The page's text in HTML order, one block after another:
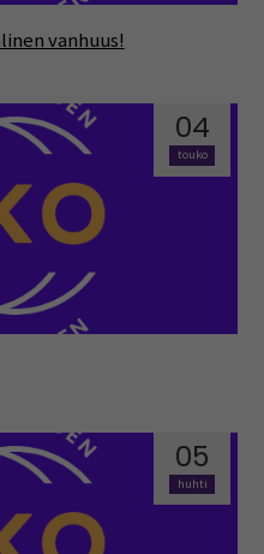
vanhuus!
04
touko
05
huhti